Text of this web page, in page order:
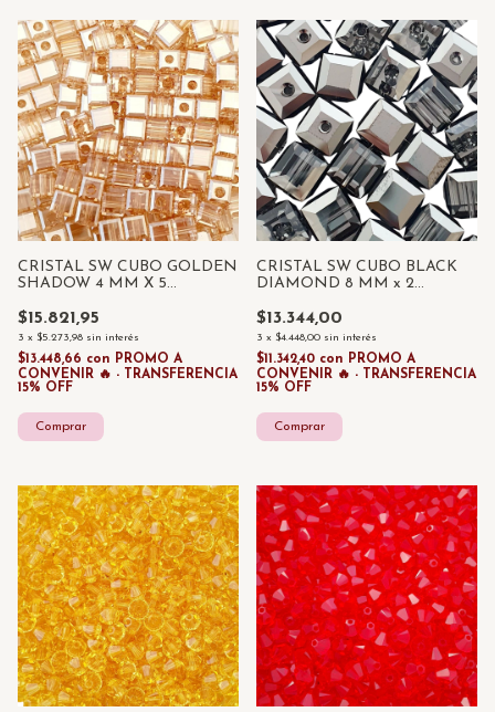
CRISTAL SW CUBO GOLDEN
SHADOW 4 MM X 5
$15.821,95
3 x $5.273,98 sin interés
$13.448,66 con PROMO A
CONVENIR 🔥 - TRANSFERENCIA
15% OFF
CRISTAL SW CUBO BLACK
DIAMOND 8 MM x 2
$13.344,00
3 x $4.448,00 sin interés
$11.342,40 con PROMO A
CONVENIR 🔥 - TRANSFERENCIA
15% OFF